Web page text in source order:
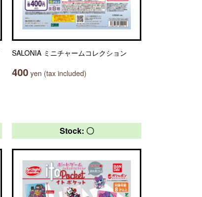
SALONIA ミニチャームコレクション
400 yen (tax included)
Stock: 〇